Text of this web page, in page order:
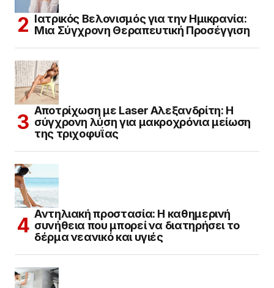
Ιατρικός Βελονισμός για την Ημικρανία:
Μια Σύγχρονη Θεραπευτική Προσέγγιση
Αποτρίχωση με Laser Αλεξανδρίτη: Η
σύγχρονη λύση για μακροχρόνια μείωση
της τριχοφυΐας
Αντηλιακή προστασία: Η καθημερινή
συνήθεια που μπορεί να διατηρήσει το
δέρμα νεανικό και υγιές